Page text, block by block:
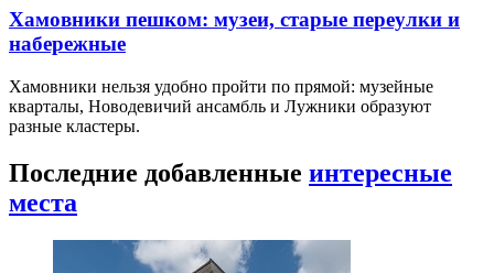
Хамовники пешком: музеи, старые переулки и
набережные
Хамовники нельзя удобно пройти по прямой: музейные
кварталы, Новодевичий ансамбль и Лужники образуют
разные кластеры.
Последние добавленные интересные
места